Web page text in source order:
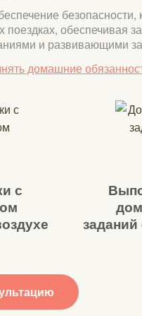
безопасности,
обеспечивая
и развивающими
домашние
с